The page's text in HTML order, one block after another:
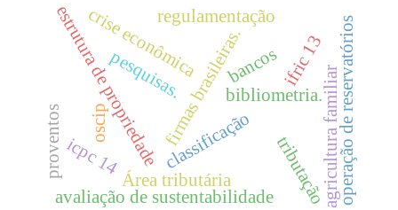
classificação
Área tributária tributação
estrutura de propriedadefirmas brasileiras.
avaliação de sustentabilidade agricultura familiar
bibliometria.
bancos
crise econômicaregulamentação
pesquisas.
oscip
ifric 13 operação de reservatórios
icpc 14
proventos